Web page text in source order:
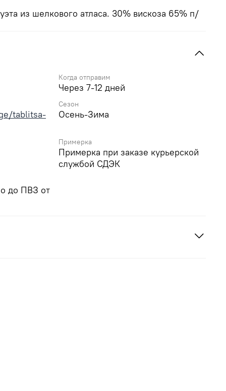
из шелкового атласа. 30% вискоза 65% п/
Когда отправим
Через 7-12 дней
tablitsa-
Сезон
Осень-Зима
Примерка
Примерка при заказе курьерской
службой СДЭК
до ПВЗ от